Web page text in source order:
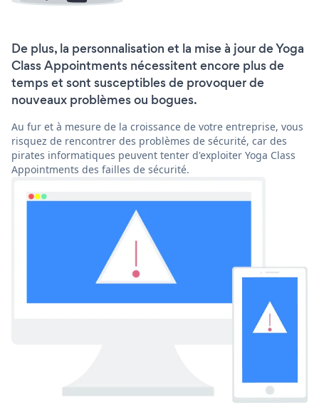
De plus, la personnalisation et la mise à jour de Yoga
Class Appointments nécessitent encore plus de
temps et sont susceptibles de provoquer de
nouveaux problèmes ou bogues.
Au fur et à mesure de la croissance de votre entreprise, vous
risquez de rencontrer des problèmes de sécurité, car des
pirates informatiques peuvent tenter d'exploiter Yoga Class
Appointments des failles de sécurité.